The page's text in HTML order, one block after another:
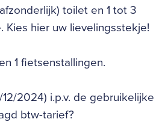
toilet en 1 tot 3
hier uw lievelingsstekje!
1 fietsenstallingen.
2024) i.p.v. de gebruikelijke
btw-tarief?